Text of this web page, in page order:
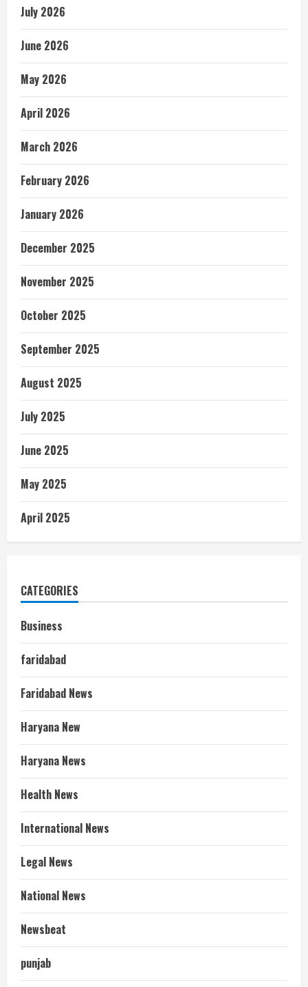
July 2026
June 2026
May 2026
April 2026
March 2026
February 2026
January 2026
December 2025
November 2025
October 2025
September 2025
August 2025
July 2025
June 2025
May 2025
April 2025
CATEGORIES
Business
faridabad
Faridabad News
Haryana New
Haryana News
Health News
International News
Legal News
National News
Newsbeat
punjab